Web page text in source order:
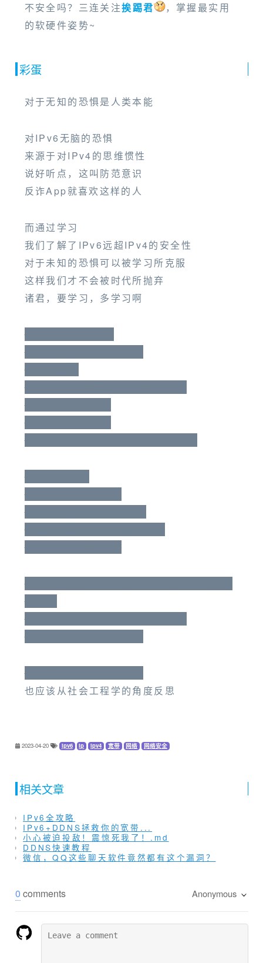
不安全吗？三连关注挨踢君
，掌握最实用
的软硬件姿势~
彩蛋
对于无知的恐惧是人类本能
对IPv6无脑的恐惧
来源于对IPv4的思维惯性
说好听点，这叫防范意识
反诈App就喜欢这样的人
而通过学习
我们了解了IPv6远超IPv4的安全性
对于未知的恐惧可以被学习所克服
这样我们才不会被时代所抛弃
诸君，要学习，多学习啊
对IPv6无脑的恐惧
说好听点，这叫防范意识
说刺耳点，
这种基于无知的防范意识非常廉价
只会让人固步自封
只会人云亦云的人
其实更容易成为下一步的诈骗受害者
非常容易理解
对公网ip暴露的恐惧
来源于IPv4地址池的狭窄
如果用户没有很强的账户密码
确实有被攻破的可能
但IPv6超大地址块已经将扫描攻击变得毫无
性价比
外加正常的防火墙和账号密码设置
没人能轻易攻下你的设备
如果哪一天真的被攻破了
也应该从社会工程学的角度反思
2023-04-20 ipv6 ip ipv4 宽带 网络 网络安全
相关文章
IPv6全攻略
IPv6+DDNS拯救你的宽带...
小心被迫投敌！震惊死我了！.md
DDNS快速教程
微信，QQ这些聊天软件竟然都有这个漏洞？
0 comments Anonymous